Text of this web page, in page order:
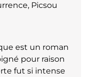
Picsou
est un roman
pour raison
fut si intense